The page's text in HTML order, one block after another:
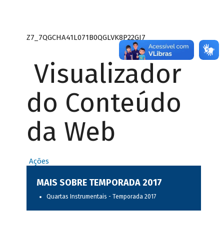
Z7_7QGCHA41L071B0QGLVK8P22GJ7
Visualizador
do Conteúdo
da Web
Ações
MAIS SOBRE TEMPORADA 2017
Quartas Instrumentais - Temporada 2017